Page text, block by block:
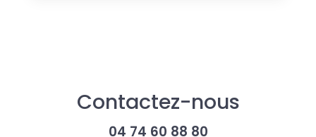
Contactez-nous
04 74 60 88 80